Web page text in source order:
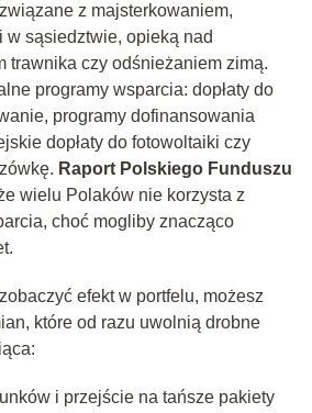
z majsterkowaniem,
w sąsiedztwie, opieką nad
trawnika czy odśnieżaniem zimą.
programy wsparcia: dopłaty do
programy dofinansowania
dopłaty do fotowoltaiki czy
Raport Polskiego Funduszu
wielu Polaków nie korzysta z
choć mogliby znacząco
efekt w portfelu, możesz
które od razu uwolnią drobne
i przejście na tańsze pakiety